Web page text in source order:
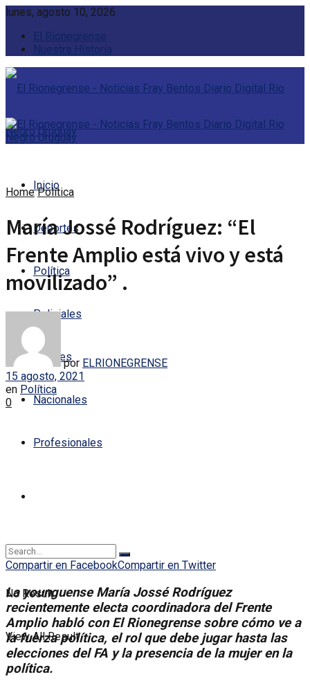
lunes, agosto 10, 2026
El Rionegrense
Nuestra Historia
Inicio
Deportes
Política
Policiales
Locales
Nacionales
Profesionales
No Result
View All Result
Home Política
María Jossé Rodríguez: “El
Frente Amplio está vivo y está
movilizado” .
por ELRIONEGRENSE
15 agosto, 2021
en Política
0
Compartir en FacebookCompartir en Twitter
La younguense María Jossé Rodríguez
recientemente electa coordinadora del Frente
Amplio habló con El Rionegrense sobre cómo ve a
la fuerza política, el rol que debe jugar hasta las
elecciones del FA y la presencia de la mujer en la
política.